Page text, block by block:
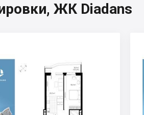
ЖК Diadans